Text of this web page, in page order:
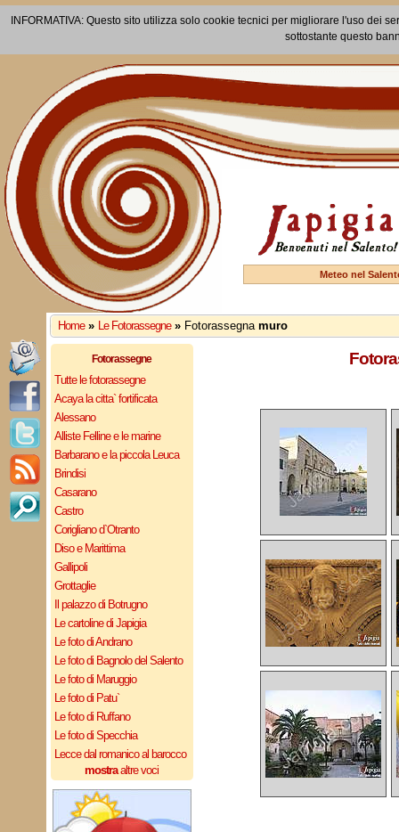
INFORMATIVA: Questo sito utilizza solo cookie tecnici per migliorare l'uso dei
sottostante questo
Meteo nel
Home » Le Fotorassegne » Fotorassegna muro
Fotorassegne
Tutte le fotorassegne
Acaya la citta` fortificata
Alessano
Alliste Felline e le marine
Barbarano e la piccola Leuca
Brindisi
Casarano
Castro
Corigliano d`Otranto
Diso e Marittima
Gallipoli
Grottaglie
Il palazzo di Botrugno
Le cartoline di Japigia
Le foto di Andrano
Le foto di Bagnolo del Salento
Le foto di Maruggio
Le foto di Patu`
Le foto di Ruffano
Le foto di Specchia
Lecce dal romanico al barocco
mostraaltre voci